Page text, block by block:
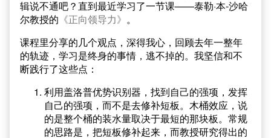
辑说不通吧？直到最近学习了一节课——泰勒·本-沙哈
尔教授的 《正向领导力》 。
课程里分享的几个观点，深得我心，回顾去年一整年
的轨迹，学习是终身的事情，逃不掉的。我坚信和不
断践行了这些点：
利用盖洛普优势识别器，找到自己的强项，发挥
自己的强项，而不是去修补短板。木桶效应，说
的是整个桶的装水量取决于最短的那块板。常规
的思路是，把短板修补起来，而教授研究得出的